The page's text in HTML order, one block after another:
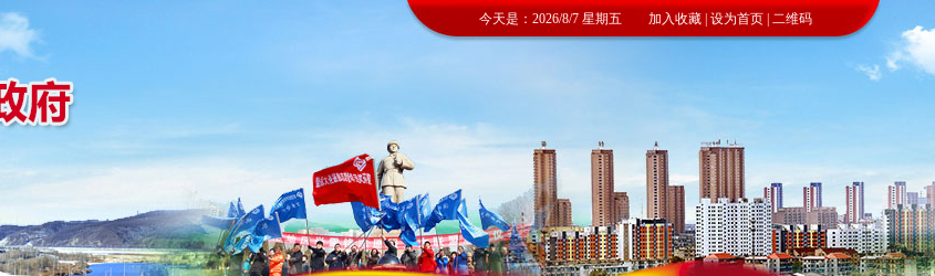
今天是：2026/8/7 星期五 加入收藏 | 设为首页 | 二维码